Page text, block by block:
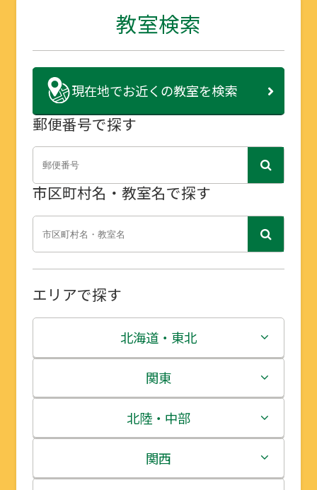
教室検索
現在地でお近くの教室を検索
郵便番号で探す
市区町村名・教室名で探す
エリアで探す
北海道・東北
北海道
青森県
岩手県
関東
茨城県
栃木県
北陸・中部
新潟県
関西